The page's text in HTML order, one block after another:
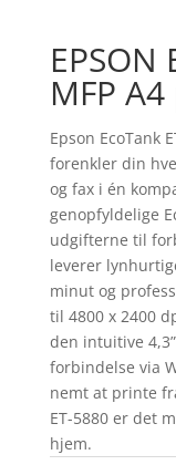
EPSON
MFP
Epson EcoTank
forenkler din
og fax i én
genopfyldelige
udgifterne til
leverer
minut og
til 4800 x 2400
den intuitive
forbindelse via
nemt at printe
ET-5880 er det
hjem.